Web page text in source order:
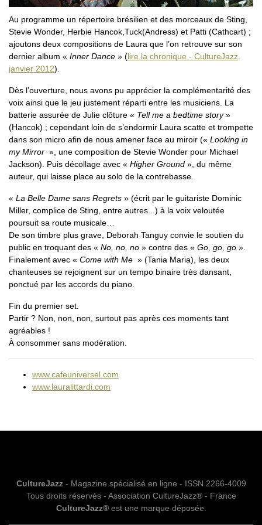
Au programme un répertoire brésilien et des morceaux de Sting,
Stevie Wonder, Herbie Hancok,Tuck(Andress) et Patti (Cathcart) ;
ajoutons deux compositions de Laura que l’on retrouve sur son
dernier album « Inner Dance » (lire la chronique - CultureJazz,
janvier 2012).
Dès l’ouverture, nous avons pu apprécier la complémentarité des
voix ainsi que le jeu justement réparti entre les musiciens. La
batterie assurée de Julie clôture « Tell me a bedtime story»
(Hancok) ; cependant loin de s’endormir Laura scatte et trompette
dans son micro afin de nous amener face au miroir (« Looking in
my Mirror », une composition de Stevie Wonder pour Michael
Jackson). Puis décollage avec « Higher Ground », du même
auteur, qui laisse place au solo de la contrebasse.
« La Belle Dame sans Regrets » (écrit par le guitariste Dominic
Miller, complice de Sting, entre autres...) à la voix veloutée
poursuit sa route musicale…
De son timbre plus grave, Deborah Tanguy convie le soutien du
public en troquant des « No, no, no » contre des « Go, go, go ».
Finalement avec « Come with Me » (Tania Maria), les deux
chanteuses se rejoignent sur un tempo binaire très dansant,
ponctué par les accords du piano.
Fin du premier set.
Partir ? Non, non, non, surtout pas après ces moments tant
agréables !
À consommer sans modération.
www.cafeuniversel.com
www.lauralittardi.com
CultureJazz- Magazine spécialisé en ligne - ISSN 2266-4009
Tous droits réservés - Association CultureJazz® - France
CultureJazz®est une marque déposée.